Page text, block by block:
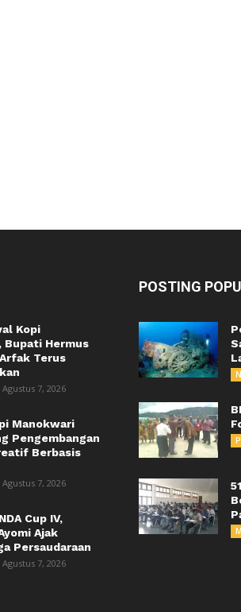
Kopi
Bupati Hermus
Terus
Agustus 7, 2026
Manokwari
Pengembangan
Berbasis
Agustus 7, 2026
Cup IV,
Ajak
Persaudaraan
Agustus 7, 2026
POSTING